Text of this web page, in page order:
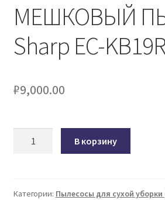
МЕШКОВЫЙ
Sharp EC-
₽9,000.00
Sharp
В корзину
Категории: Пылесосы для сухой